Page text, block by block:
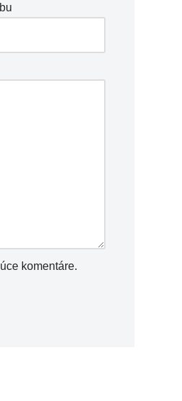
komentáre.